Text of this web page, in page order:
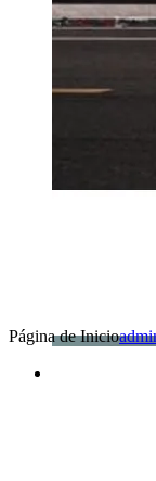
Página de Inicio